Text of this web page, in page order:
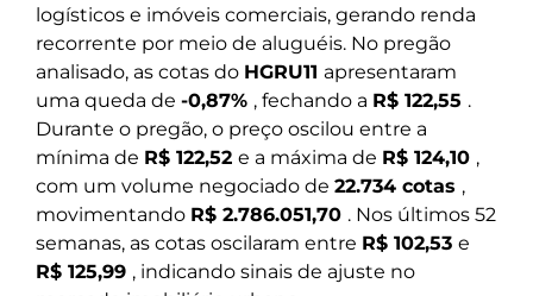
logísticos e imóveis comerciais, gerando renda
recorrente por meio de aluguéis. No pregão
analisado, as cotas do HGRU11 apresentaram
uma queda de -0,87% , fechando a R$ 122,55 .
Durante o pregão, o preço oscilou entre a
mínima de R$ 122,52 e a máxima de R$ 124,10 ,
com um volume negociado de 22.734 cotas ,
movimentando R$ 2.786.051,70 . Nos últimos 52
semanas, as cotas oscilaram entre R$ 102,53 e
R$ 125,99 , indicando sinais de ajuste no